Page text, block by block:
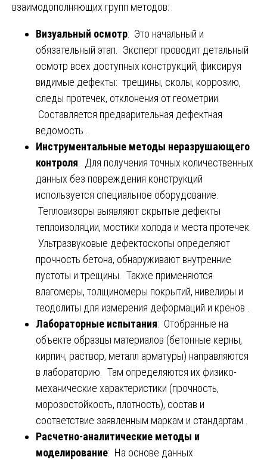
взаимодополняющих групп методов:
Визуальный осмотр: Это начальный и
обязательный этап. Эксперт проводит детальный
осмотр всех доступных конструкций, фиксируя
видимые дефекты: трещины, сколы, коррозию,
следы протечек, отклонения от геометрии.
Составляется предварительная дефектная
ведомость .
Инструментальные методы неразрушающего
контроля: Для получения точных количественных
данных без повреждения конструкций
используется специальное оборудование.
Тепловизоры выявляют скрытые дефекты
теплоизоляции, мостики холода и места протечек.
Ультразвуковые дефектоскопы определяют
прочность бетона, обнаруживают внутренние
пустоты и трещины. Также применяются
влагомеры, толщиномеры покрытий, нивелиры и
теодолиты для измерения деформаций и кренов .
Лабораторные испытания: Отобранные на
объекте образцы материалов (бетонные керны,
кирпич, раствор, металл арматуры) направляются
в лабораторию. Там определяются их физико-
механические характеристики (прочность,
морозостойкость, плотность), состав и
соответствие заявленным маркам и стандартам .
Расчетно-аналитические методы и
моделирование: На основе данных